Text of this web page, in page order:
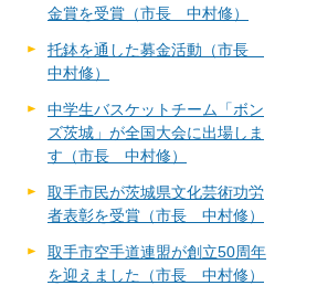
金賞を受賞（市長 中村修）
托鉢を通した募金活動（市長
中村修）
中学生バスケットチーム「ボン
ズ茨城」が全国大会に出場しま
す（市長 中村修）
取手市民が茨城県文化芸術功労
者表彰を受賞（市長 中村修）
取手市空手道連盟が創立50周年
を迎えました（市長 中村修）